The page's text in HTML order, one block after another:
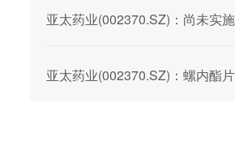
亚太药业(002370.SZ)：尚未实
亚太药业(002370.SZ)：螺内酯